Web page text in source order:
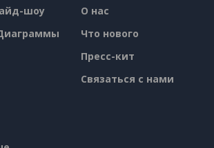
шоу
О нас
Что нового
Пресс-кит
Связаться с нами